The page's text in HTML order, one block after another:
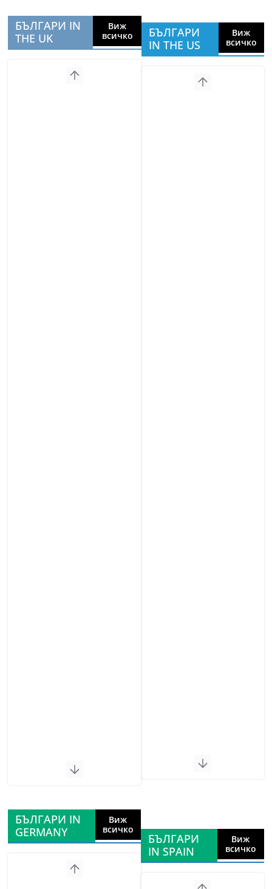
БЪЛГАРИ IN
THE UK
Виж
всичко
БЪЛГАРИ
IN THE US
Виж
всичко
БЪЛГАРИ IN
GERMANY
Виж
всичко
БЪЛГАРИ
IN SPAIN
Виж
всичко